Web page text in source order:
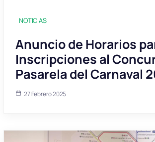
NOTICIAS
Anuncio de Horarios
Inscripciones al
Pasarela del Carnaval
27 Febrero 2025